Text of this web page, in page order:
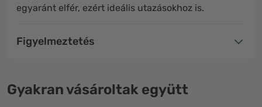
egyaránt elfér, ezért ideális utazásokhoz is.
Figyelmeztetés
Gyakran vásároltak együtt